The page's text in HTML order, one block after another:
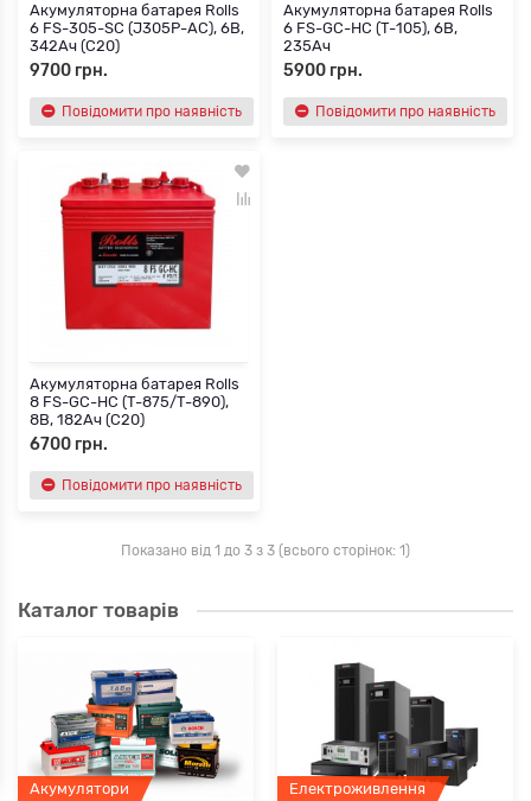
Акумуляторна батарея Rolls
6 FS-305-SC (J305P-AC), 6В,
342Ач (С20)
9700 грн.
Повідомити про наявність
Акумуляторна батарея Rolls
6 FS-GC-HC (T-105), 6В,
235Ач
5900 грн.
Повідомити про наявність
Акумуляторна батарея Rolls
8 FS-GC-HC (T-875/T-890),
8В, 182Ач (С20)
6700 грн.
Повідомити про наявність
Показано від 1 до 3 з 3 (всього сторінок: 1)
Каталог товарів
Акумулятори Електроживлення